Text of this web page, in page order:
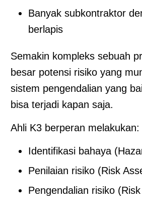
Banyak subkontraktor
berlapis
Semakin kompleks sebuah
besar potensi risiko yang
sistem pengendalian yang
bisa terjadi kapan saja.
Ahli K3 berperan melakukan:
Identifikasi bahaya
Penilaian risiko (Risk
Pengendalian risiko